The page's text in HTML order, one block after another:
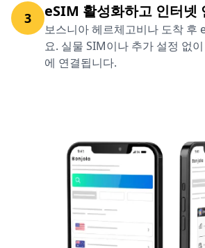
3 eSIM 활성화하고 인터넷
보스니아 헤르체고비나 도착 후
요. 실물 SIM이나 추가 설정 없
에 연결됩니다.